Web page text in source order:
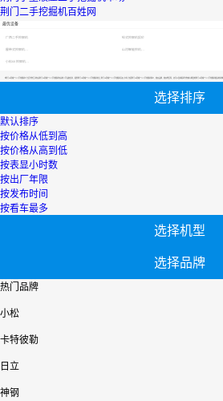
荆门二手挖掘机百姓网
最优设备
广西二手挖掘机 轮式挖掘机报价
【荆门58同城个人二手挖掘机】专区为您汇总有关荆门58同城个人二手挖掘机有关的二手设备信息，提供荆门58同城个人二手挖掘机转让,荆门58同城个人二手挖掘机买卖,市场,包括荆门58同城个人二手挖掘机报价，热卖品牌，热卖地区等；还可以直接看到为您精心挑选的荆门58同城个人二手挖掘机相关的机
选择排序
默认排序
按价格从低到高
按价格从高到低
按表显小时数
按出厂年限
按发布时间
按看车最多
选择机型
选择品牌
热门品牌
小松
卡特彼勒
日立
神钢